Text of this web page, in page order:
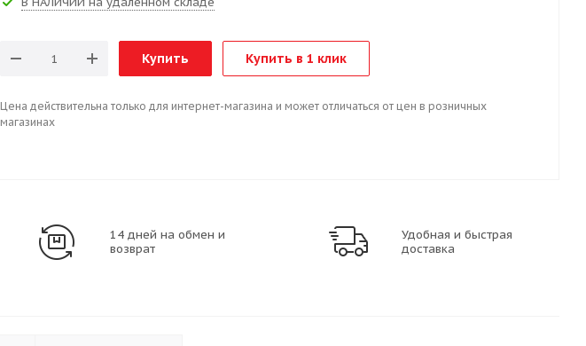
Купить Купить в 1 клик
Цена действительна только для интернет-магазина и может отличаться от цен в розничных
магазинах
14 дней на обмен и
возврат
Удобная и быстрая
доставка